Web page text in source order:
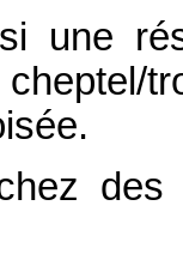
une
des